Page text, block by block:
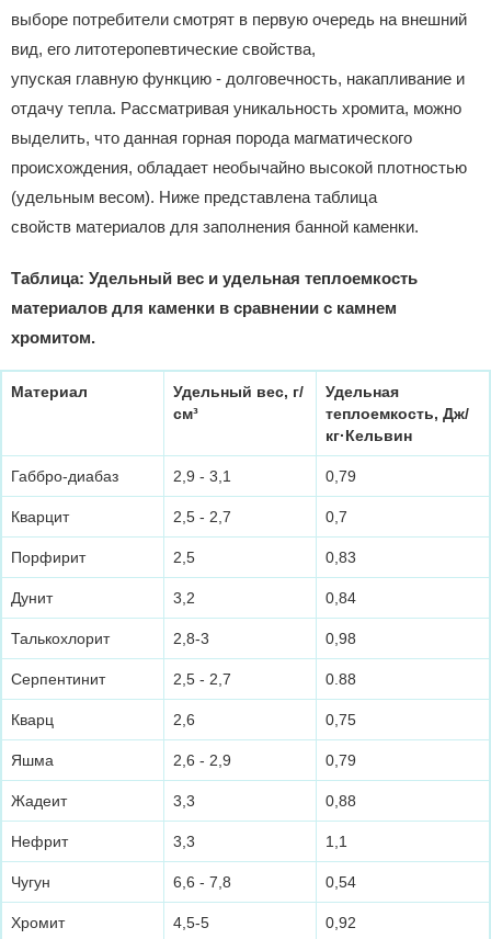
выборе потребители смотрят в первую очередь на внешний
вид, его литотеропевтические свойства,
упуская главную функцию - долговечность, накапливание и
отдачу тепла. Рассматривая уникальность хромита, можно
выделить, что данная горная порода магматического
происхождения, обладает необычайно высокой плотностью
(удельным весом). Ниже представлена таблица
свойств материалов для заполнения банной каменки.
Таблица: Удельный вес и удельная теплоемкость
материалов для каменки в сравнении с камнем
хромитом.
Материал
Удельный вес, г/
см³
Удельная
теплоемкость, Дж/
кг·Кельвин
Габбро-диабаз 2,9 - 3,1 0,79
Кварцит 2,5 - 2,7 0,7
Порфирит 2,5 0,83
Дунит 3,2 0,84
Талькохлорит 2,8-3 0,98
Серпентинит 2,5 - 2,7 0.88
Кварц 2,6 0,75
Яшма 2,6 - 2,9 0,79
Жадеит 3,3 0,88
Нефрит 3,3 1,1
Чугун 6,6 - 7,8 0,54
Хромит 4,5-5 0,92